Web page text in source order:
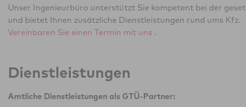
Unser Ingenieurbüro unterstützt Sie kompetent bei der
und bietet Ihnen zusätzliche Dienstleistungen rund ums Kfz.
Vereinbaren Sie einen Termin mit uns .
Dienstleistungen
Amtliche Dienstleistungen als GTÜ-Partner: